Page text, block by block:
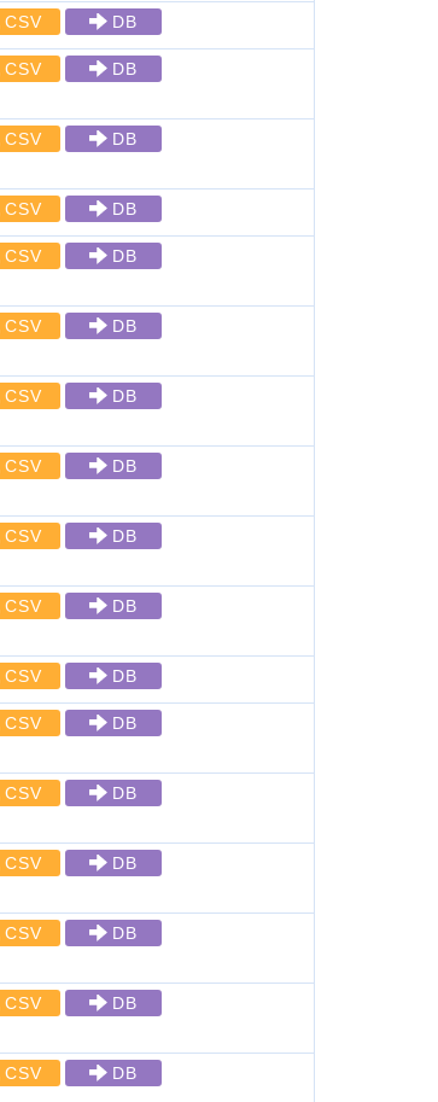
CSV DB
CSV DB
CSV DB
CSV DB
CSV DB
CSV DB
CSV DB
CSV DB
CSV DB
CSV DB
CSV DB
CSV DB
CSV DB
CSV DB
CSV DB
CSV DB
CSV DB